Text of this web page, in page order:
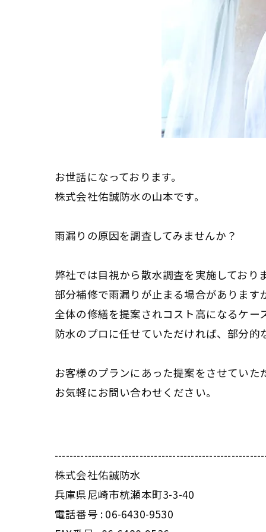
お世話になっております。
株式会社佑誠防水の山本です。
雨漏りの原因を調査してみませんか？
弊社では目視から散水調査を実施しておりま
部分補修で雨漏りが止まる場合があります
全体の修繕を提案されコスト高になるケー
防水のプロに任せていただければ、部分的
お客様のプランにあった提案をさせていた
お気軽にお問い合わせください。
株式会社佑誠防水
兵庫県尼崎市杭瀬本町3-3-40
電話番号 : 06-6430-9530